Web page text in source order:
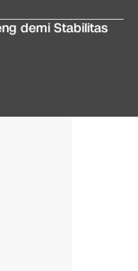
demi Stabilitas